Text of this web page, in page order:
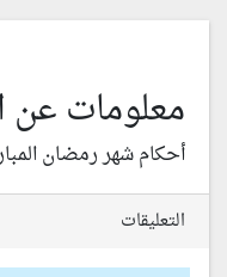
معلومات عن
أحكام شهر رمضان
التعليقات